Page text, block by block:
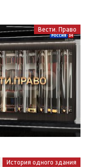
Вести. Право
История одного здания